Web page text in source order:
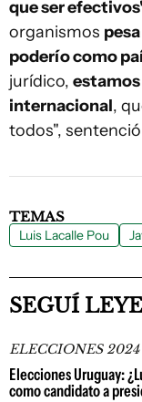
que ser
organismos
poderío como
jurídico,
internacional,
todos",
TEMAS
Luis Lacalle Pou
SEGUÍ
ELECCIONES 2024
Elecciones Uruguay:
como candidato a